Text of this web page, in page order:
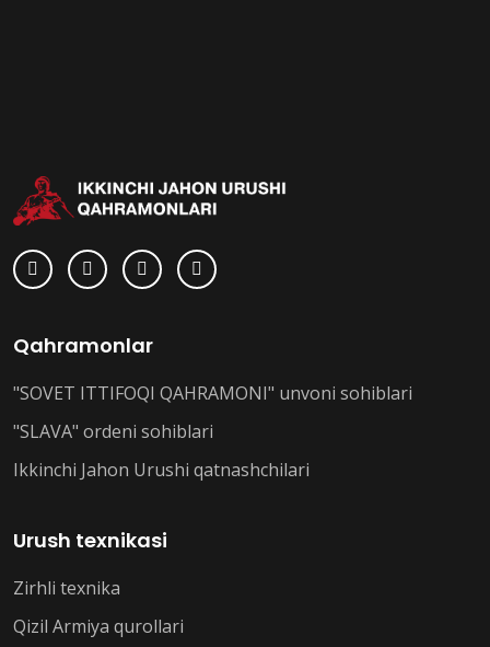
Qahramonlar
"SOVET ITTIFOQI QAHRAMONI" unvoni sohiblari
"SLAVA" ordeni sohiblari
Ikkinchi Jahon Urushi qatnashchilari
Urush texnikasi
Zirhli texnika
Qizil Armiya qurollari